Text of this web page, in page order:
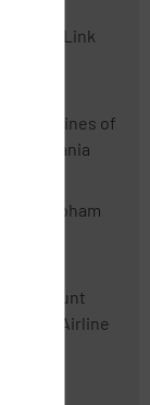
Air Link
Airlines of
Tasmania
Cobham
Mount
Cook Airline